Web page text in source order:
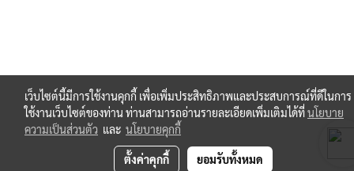
เว็บไซต์นี้มีการใช้งานคุกกี้ เพื่อเพิ่มประสิทธิภาพและประสบการณ์ที่ดีในการ
ใช้งานเว็บไซต์ของท่าน ท่านสามารถอ่านรายละเอียดเพิ่มเติมได้ที่นโยบาย
ความเป็นส่วนตัว และ นโยบายคุกกี้
ตั้งค่าคุกกี้ ยอมรับทั้งหมด